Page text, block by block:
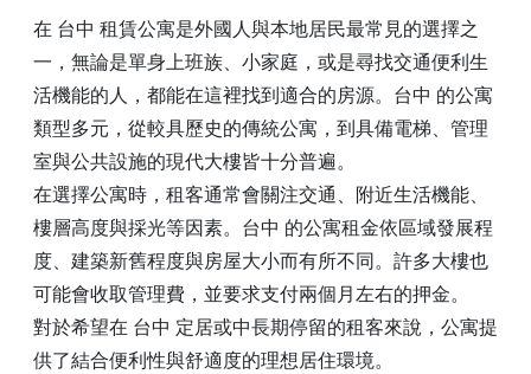
在 台中 租賃公寓是外國人與本地居民最常見的選擇之
一，無論是單身上班族、小家庭，或是尋找交通便利生
活機能的人，都能在這裡找到適合的房源。台中 的公寓
類型多元，從較具歷史的傳統公寓，到具備電梯、管理
室與公共設施的現代大樓皆十分普遍。
在選擇公寓時，租客通常會關注交通、附近生活機能、
樓層高度與採光等因素。台中 的公寓租金依區域發展程
度、建築新舊程度與房屋大小而有所不同。許多大樓也
可能會收取管理費，並要求支付兩個月左右的押金。
對於希望在 台中 定居或中長期停留的租客來說，公寓提
供了結合便利性與舒適度的理想居住環境。